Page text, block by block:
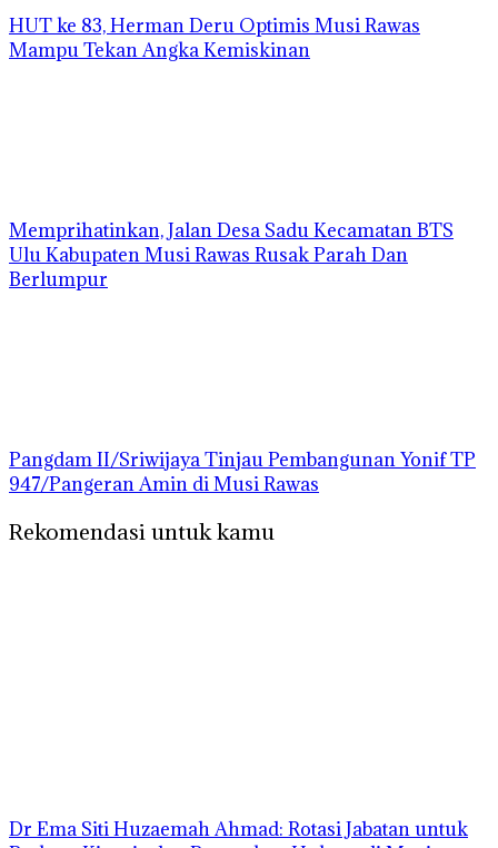
HUT ke 83, Herman Deru Optimis Musi Rawas
Mampu Tekan Angka Kemiskinan
Memprihatinkan, Jalan Desa Sadu Kecamatan BTS
Ulu Kabupaten Musi Rawas Rusak Parah Dan
Berlumpur
Pangdam II/Sriwijaya Tinjau Pembangunan Yonif TP
947/Pangeran Amin di Musi Rawas
Rekomendasi untuk kamu
Dr Ema Siti Huzaemah Ahmad: Rotasi Jabatan untuk